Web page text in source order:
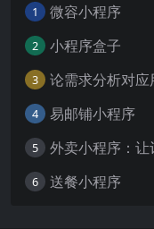
1 微容小程序
2 小程序盒子
3 论需求分析对
4 易邮铺小程序
5 外卖小程序：
6 送餐小程序